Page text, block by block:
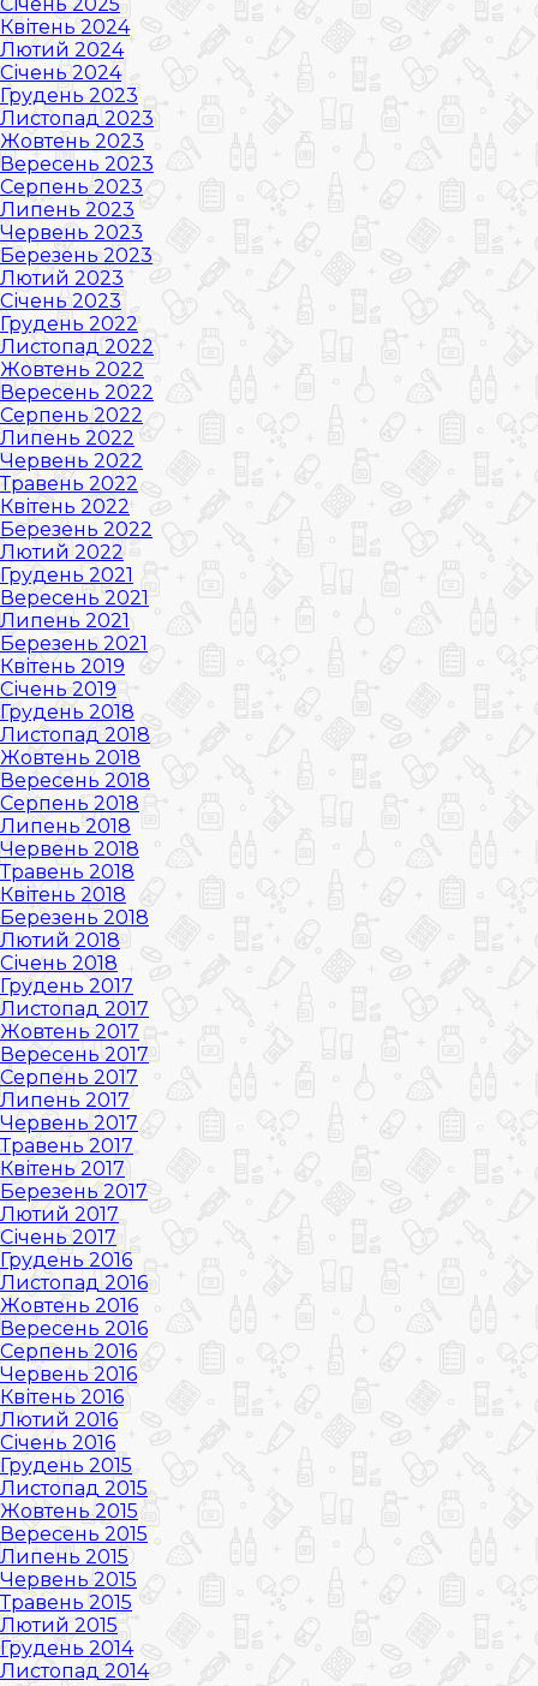
Квітень 2024
Лютий 2024
Січень 2024
Грудень 2023
Листопад 2023
Жовтень 2023
Вересень 2023
Серпень 2023
Липень 2023
Червень 2023
Березень 2023
Лютий 2023
Січень 2023
Грудень 2022
Листопад 2022
Жовтень 2022
Вересень 2022
Серпень 2022
Липень 2022
Червень 2022
Травень 2022
Квітень 2022
Березень 2022
Лютий 2022
Грудень 2021
Вересень 2021
Липень 2021
Березень 2021
Квітень 2019
Січень 2019
Грудень 2018
Листопад 2018
Жовтень 2018
Вересень 2018
Серпень 2018
Липень 2018
Червень 2018
Травень 2018
Квітень 2018
Березень 2018
Лютий 2018
Січень 2018
Грудень 2017
Листопад 2017
Жовтень 2017
Вересень 2017
Серпень 2017
Липень 2017
Червень 2017
Травень 2017
Квітень 2017
Березень 2017
Лютий 2017
Січень 2017
Грудень 2016
Листопад 2016
Жовтень 2016
Вересень 2016
Серпень 2016
Червень 2016
Квітень 2016
Лютий 2016
Січень 2016
Грудень 2015
Листопад 2015
Жовтень 2015
Вересень 2015
Липень 2015
Червень 2015
Травень 2015
Лютий 2015
Грудень 2014
Листопад 2014